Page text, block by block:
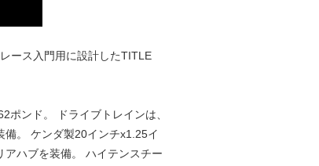
ース入門用に設計したTITLE
ンド。 ドライブトレインは、
。 ケンダ製20インチx1.25イ
ハブを装備。 ハイテンスチー